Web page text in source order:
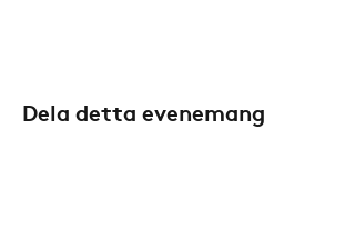
Dela detta evenemang